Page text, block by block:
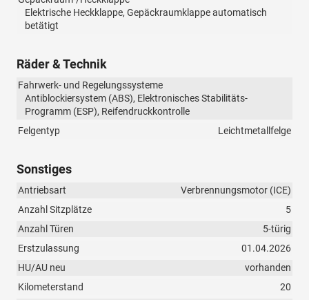
Elektrische Heckklappe, Gepäckraumklappe automatisch
betätigt
Räder & Technik
Fahrwerk- und Regelungssysteme
Antiblockiersystem (ABS), Elektronisches Stabilitäts-
Programm (ESP), Reifendruckkontrolle
Felgentyp
Leichtmetallfelge
Sonstiges
Antriebsart
Verbrennungsmotor (ICE)
Anzahl Sitzplätze
5
Anzahl Türen
5-türig
Erstzulassung
01.04.2026
HU/AU neu
vorhanden
Kilometerstand
20